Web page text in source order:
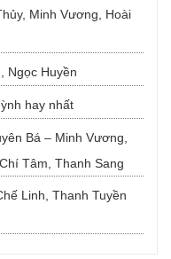
Minh Vương, Hoài
Ngọc Huyền
hay nhất
Bá – Minh Vương,
Tâm, Thanh Sang
Linh, Thanh Tuyền